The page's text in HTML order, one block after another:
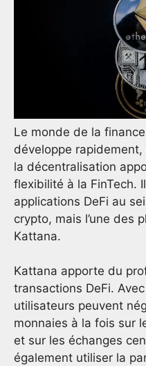
Le monde de la
développe
la décentralisation
flexibilité à la FinTech.
applications DeFi au
crypto, mais l’une des
Kattana.
Kattana apporte du
transactions DeFi.
utilisateurs peuvent
monnaies à la fois sur
et sur les échanges
également utiliser la